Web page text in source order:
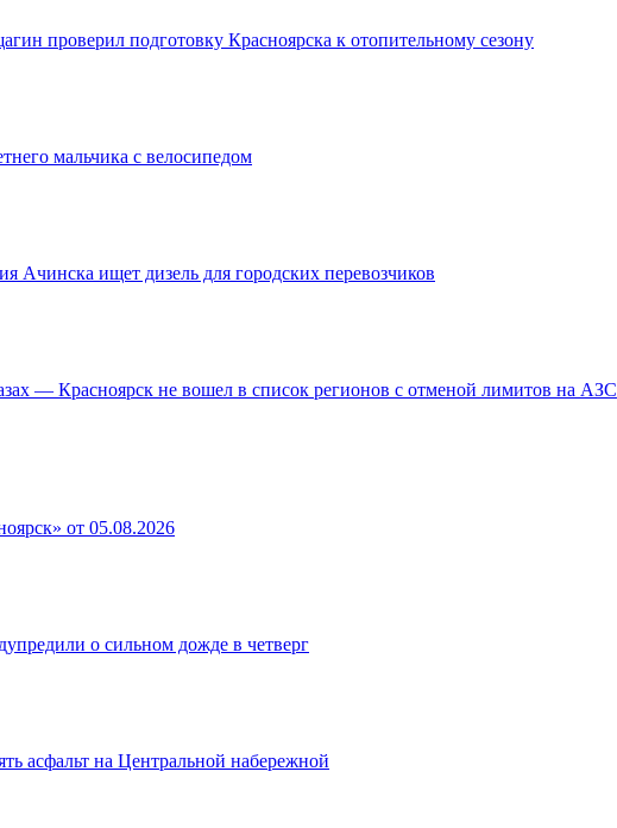
проверил подготовку Красноярска к отопительному сезону
мальчика с велосипедом
Ачинска ищет дизель для городских перевозчиков
— Красноярск не вошел в список регионов с отменой лимитов на АЗС
от 05.08.2026
о сильном дожде в четверг
асфальт на Центральной набережной